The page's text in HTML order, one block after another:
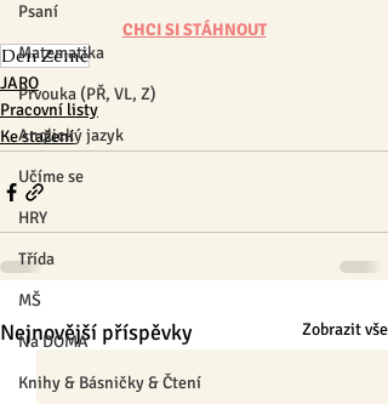
Psaní
Matematika
Prvouka (PŘ, VL, Z)
Anglický jazyk
Učíme se
HRY
Třída
MŠ
Na DOMA
Knihy & Básničky & Čtení
CHCI SI STÁHNOUT
Den Země
JARO
Pracovní listy
Ke stažení
Nejnovější příspěvky Zobrazit vše